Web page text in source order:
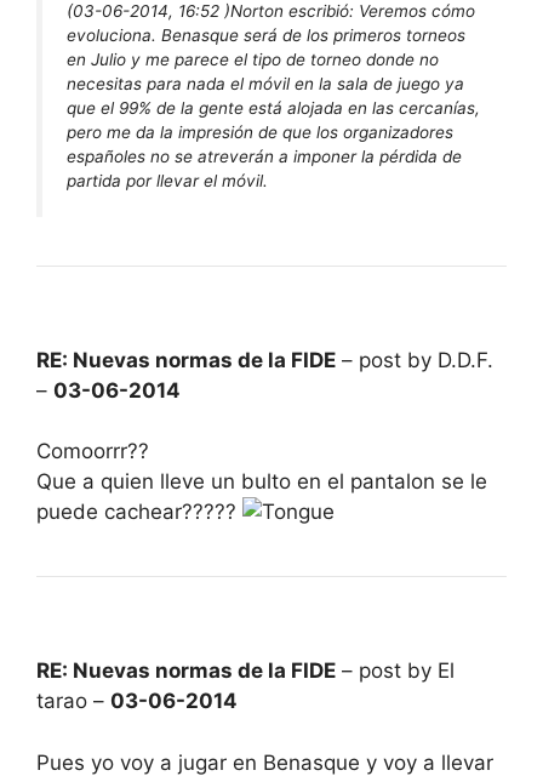
(03-06-2014, 16:52 )Norton escribió: Veremos cómo
evoluciona. Benasque será de los primeros torneos
en Julio y me parece el tipo de torneo donde no
necesitas para nada el móvil en la sala de juego ya
que el 99% de la gente está alojada en las cercanías,
pero me da la impresión de que los organizadores
españoles no se atreverán a imponer la pérdida de
partida por llevar el móvil.
RE: Nuevas normas de la FIDE – post by D.D.F.
– 03-06-2014
Comoorrr??
Que a quien lleve un bulto en el pantalon se le
puede cachear?????
RE: Nuevas normas de la FIDE – post by El
tarao – 03-06-2014
Pues yo voy a jugar en Benasque y voy a llevar